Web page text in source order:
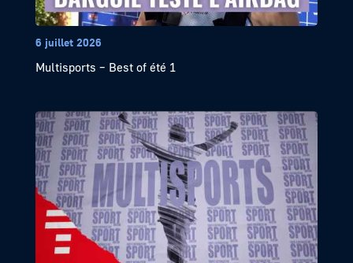
6 juillet 2026
Multisports – Best of été 1